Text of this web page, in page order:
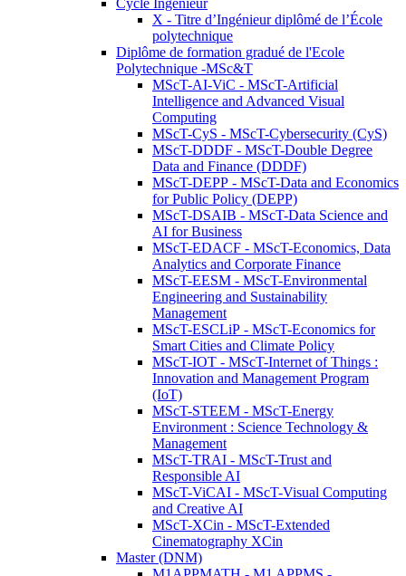
Cycle Ingénieur
X - Titre d’Ingénieur diplômé de l’École
polytechnique
Diplôme de formation gradué de l'Ecole
Polytechnique -MSc&T
MScT-AI-ViC - MScT-Artificial
Intelligence and Advanced Visual
Computing
MScT-CyS - MScT-Cybersecurity (CyS)
MScT-DDDF - MScT-Double Degree
Data and Finance (DDDF)
MScT-DEPP - MScT-Data and Economics
for Public Policy (DEPP)
MScT-DSAIB - MScT-Data Science and
AI for Business
MScT-EDACF - MScT-Economics, Data
Analytics and Corporate Finance
MScT-EESM - MScT-Environmental
Engineering and Sustainability
Management
MScT-ESCLiP - MScT-Economics for
Smart Cities and Climate Policy
MScT-IOT - MScT-Internet of Things :
Innovation and Management Program
(IoT)
MScT-STEEM - MScT-Energy
Environment : Science Technology &
Management
MScT-TRAI - MScT-Trust and
Responsible AI
MScT-ViCAI - MScT-Visual Computing
and Creative AI
MScT-XCin - MScT-Extended
Cinematography XCin
Master (DNM)